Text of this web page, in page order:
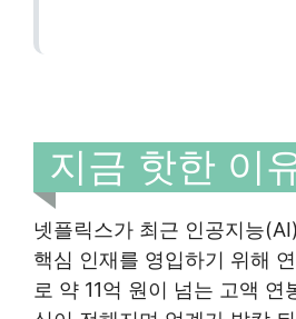
지금 핫한 이
넷플릭스가 최근 인공지능
핵심 인재를 영입하기 위해
로 약 11억 원이 넘는 고액 연